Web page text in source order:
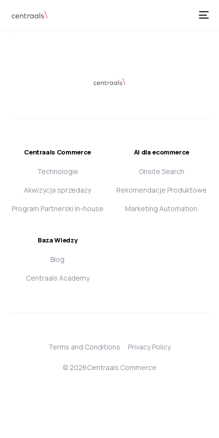
Centraals Commerce
Technologie
Akwizycja sprzedaży
Program Partnerski In-house
AI dla ecommerce
Onsite Search
Rekomendacje Produktowe
Marketing Automation
Baza Wiedzy
Blog
Centraals Academy
© 2026Centraals Commerce
Terms and Conditions Privacy Policy